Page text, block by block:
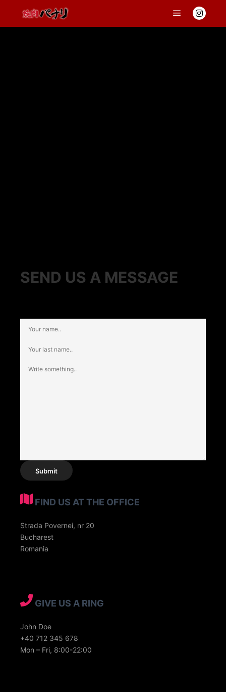
メインメニ
SEND US A MESSAGE
FIND US AT THE OFFICE
Strada Povernei, nr 20
Bucharest
Romania
GIVE US A RING
John Doe
+40 712 345 678
Mon – Fri, 8:00-22:00